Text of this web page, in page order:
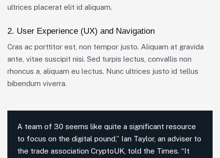
ultrices placerat elit id aliquam.
2. User Experience (UX) and Navigation
Cras ac porttitor est, non tempor justo. Aliquam at gravida
ante, vitae suscipit nisi. Sed turpis lectus, convallis non
rhoncus a, aliquam eu lectus. Nunc ultrices justo id tellus
bibendum viverra.
A team of 30 seems like quite a significant resource
to focus on the digital pound,” Ian Taylor, an adviser to
the trade association CryptoUK, told the Times. “It